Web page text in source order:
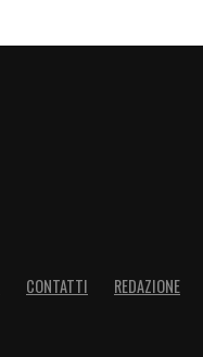
CONTATTI REDAZIONE